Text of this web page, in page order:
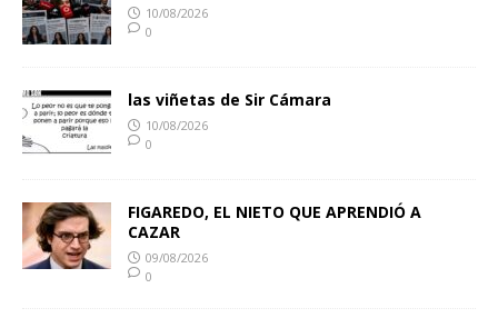
10/08/2026
0
las viñetas de Sir Cámara
10/08/2026
0
FIGAREDO, EL NIETO QUE APRENDIÓ A
CAZAR
09/08/2026
0